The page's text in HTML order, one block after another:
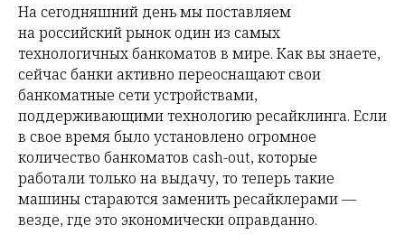
На сегодняшний день мы поставляем
на российский рынок один из самых
технологичных банкоматов в мире. Как вы знаете,
сейчас банки активно переоснащают свои
банкоматные сети устройствами,
поддерживающими технологию ресайклинга. Если
в свое время было установлено огромное
количество банкоматов cash-out, которые
работали только на выдачу, то теперь такие
машины стараются заменить ресайклерами —
везде, где это экономически оправданно.